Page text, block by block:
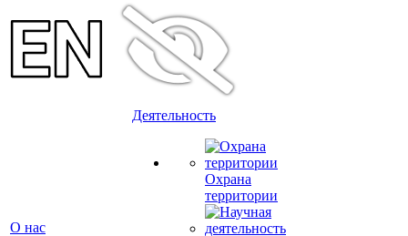
О нас
Деятельность
Охрана
территории